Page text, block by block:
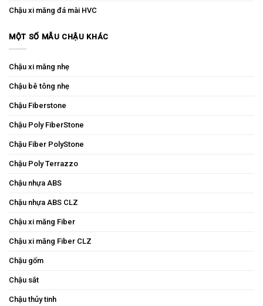
Chậu xi măng đá mài HVC
MỘT SỐ MẪU CHẬU KHÁC
Chậu xi măng nhẹ
Chậu bê tông nhẹ
Chậu Fiberstone
Chậu Poly FiberStone
Chậu Fiber PolyStone
Chậu Poly Terrazzo
Chậu nhựa ABS
Chậu nhựa ABS CLZ
Chậu xi măng Fiber
Chậu xi măng Fiber CLZ
Chậu gốm
Chậu sắt
Chậu thủy tinh